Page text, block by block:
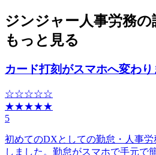
ジンジャー人事労務
もっと見る
カード打刻がスマホへ変わり
☆☆☆☆☆
★★★★★
5
初めてのDXとしての勤怠・人事
しました。勤怠がスマホで手元で